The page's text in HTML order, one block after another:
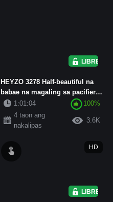
LIBRE
HEYZO 3278 Half-beautiful na
babae na magaling sa pacifier
~Beauty collection Vol....
1:01:04
100%
4 taon ang
nakalipas
3.6K
LIBRE
HD